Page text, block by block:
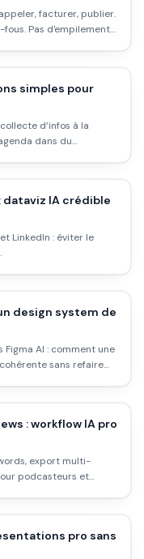
facturer, publier.
fous. Pas d'empilement
simples pour
d’infos à la
dans du
IA crédible
LinkedIn : éviter le
design system de
AI : comment une
sans refaire
: workflow IA pro
export multi-
podcasteurs et
pro sans